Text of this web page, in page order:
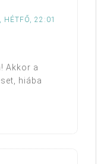
22:01
Akkor a
hiába